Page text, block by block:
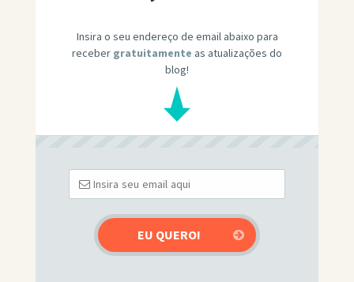
Insira o seu endereço de email abaixo para
receber gratuitamente as atualizações do
blog!